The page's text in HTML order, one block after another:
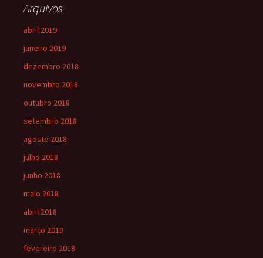
Arquivos
abril 2019
janeiro 2019
dezembro 2018
novembro 2018
outubro 2018
setembro 2018
agosto 2018
julho 2018
junho 2018
maio 2018
abril 2018
março 2018
fevereiro 2018